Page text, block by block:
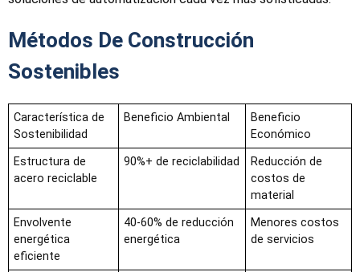
Métodos De Construcción
Sostenibles
Característica de
Sostenibilidad
Beneficio Ambiental
Beneficio
Económico
Estructura de
acero reciclable
90%+ de reciclabilidad
Reducción de
costos de
material
Envolvente
energética
eficiente
40-60% de reducción
energética
Menores costos
de servicios